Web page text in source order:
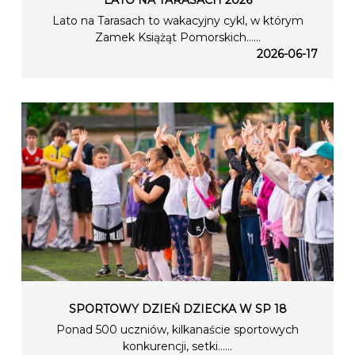
Lato na Tarasach to wakacyjny cykl, w którym
Zamek Książąt Pomorskich…...
2026-06-17
SPORTOWY DZIEŃ DZIECKA W SP 18
Ponad 500 uczniów, kilkanaście sportowych
konkurencji, setki…...